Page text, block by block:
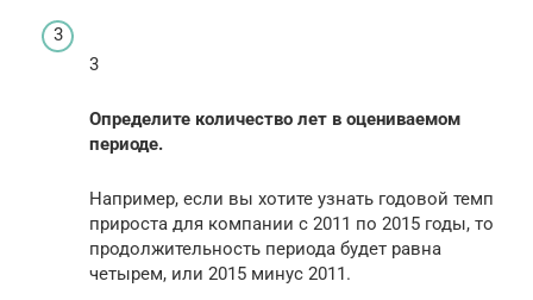
3
Определите количество лет в оцениваемом
периоде.
Например, если вы хотите узнать годовой темп
прироста для компании с 2011 по 2015 годы, то
продолжительность периода будет равна
четырем, или 2015 минус 2011.